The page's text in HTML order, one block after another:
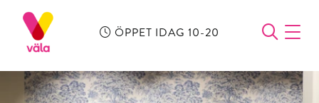
ÖPPET IDAG 10-20